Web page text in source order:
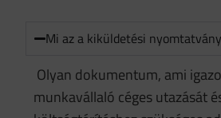
Mi az a kiküldetési
Olyan dokumentum, ami
munkavállaló céges utazását